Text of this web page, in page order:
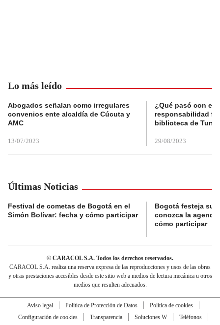
Lo más leído
Abogados señalan como irregulares
convenios ente alcaldía de Cúcuta y
AMC
13/07/2023
¿Qué pasó con el
responsabilidad
biblioteca de
29/08/2023
Últimas Noticias
Festival de cometas de Bogotá en el
Simón Bolívar: fecha y cómo participar
Bogotá festeja su
conozca la
cómo participar
© CARACOL S.A. Todos los derechos reservados.
CARACOL S.A. realiza una reserva expresa de las reproducciones y usos de las obras
y otras prestaciones accesibles desde este sitio web a medios de lectura mecánica u otros
medios que resulten adecuados.
Aviso legal Política de Protección de Datos
Política de cookies
Configuración de cookies
Transparencia Soluciones W
Teléfonos